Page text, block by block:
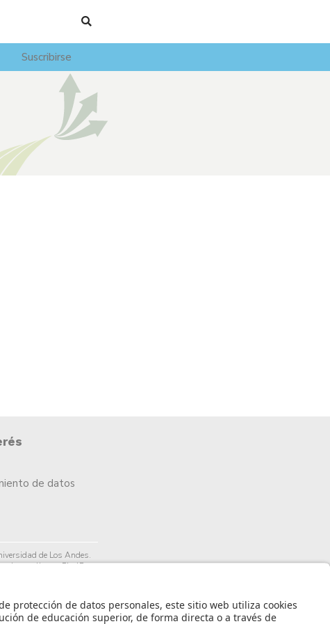
Suscribirse
de datos
de Los Andes.
desarrollo por PixelPro